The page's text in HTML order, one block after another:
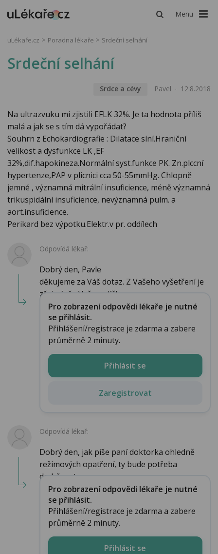
Menu
uLékaře.cz Poradna lékaře Srdeční selhání
Srdeční selhání
Srdce a cévy Pavel 12.8.2018
Na ultrazvuku mi zjistili EFLK 32%. Je ta hodnota příliš
malá a jak se s tím dá vypořádat?
Souhrn z Echokardiografie : Dilatace síní.Hraniční
velikost a dysfunkce LK ,EF
32%,dif.hapokineza.Normální syst.funkce PK. Zn.plccní
hypertenze,PAP v plicnici cca 50-55mmHg. Chlopně
jemné , významná mitrální insuficience, méně významná
trikuspidální insuficience, nevýznamná pulm. a
aort.insuficience.
Perikard bez výpotku.Elektr.v pr. oddílech
Odpovídá lékař:
Dobrý den, Pavle
děkujeme za Váš dotaz. Z Vašeho vyšetření je
zřejmé, že Vaše srdíčko...
Pro zobrazení odpovědi lékaře je nutné
se přihlásit.
Přihlášení/registrace je zdarma a zabere
průměrně 2 minuty.
Přihlásit se
Zaregistrovat
Odpovídá lékař:
Dobrý den, jak píše paní doktorka ohledně
režimových opatření, ty bude potřeba
dodržovat....
Pro zobrazení odpovědi lékaře je nutné
se přihlásit.
Přihlášení/registrace je zdarma a zabere
průměrně 2 minuty.
Přihlásit se